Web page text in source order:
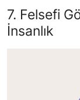
7. Felsefi
İnsanlık